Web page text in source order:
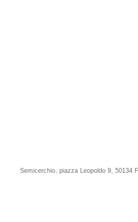
Semicerchio, piazza Leopoldo 9, 50134